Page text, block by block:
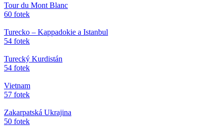
Tour du Mont Blanc
60 fotek
Turecko – Kappadokie a Istanbul
54 fotek
Turecký Kurdistán
54 fotek
Vietnam
57 fotek
Zakarpatská Ukrajina
50 fotek